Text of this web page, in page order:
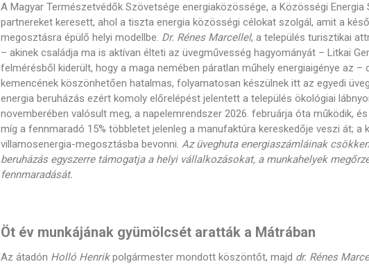
A Magyar Természetvédők Szövetsége energiaközössége, a Közösségi
partnereket keresett, ahol a tiszta energia közösségi célokat szolgál, amit a
megosztásra épülő helyi modellbe. Dr. Rénes Marcellel, a település turisztikai
– akinek családja ma is aktívan élteti az üvegművesség hagyományát – Litkai
felmérésből kiderült, hogy a maga nemében páratlan műhely energiaigénye az
kemencének köszönhetően hatalmas, folyamatosan készülnek itt az egyedi
energia beruházás ezért komoly előrelépést jelentett a település ökológiai
novemberében valósult meg, a napelemrendszer 2026. februárja óta működik,
míg a fennmaradó 15% többletet jelenleg a manufaktúra kereskedője veszi át; a
villamosenergia-megosztásba bevonni.Az üveghuta energiaszámláinak
beruházás egyszerre támogatja a helyi vállalkozásokat, a munkahelyek
fennmaradását.
Öt év munkájának gyümölcsét aratták a Mátrában
Az átadón Holló Henrikpolgármester mondott köszöntőt, majd dr. Rénes